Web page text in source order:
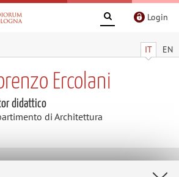
Login
IT EN
Ercolani
didattico
di Architettura